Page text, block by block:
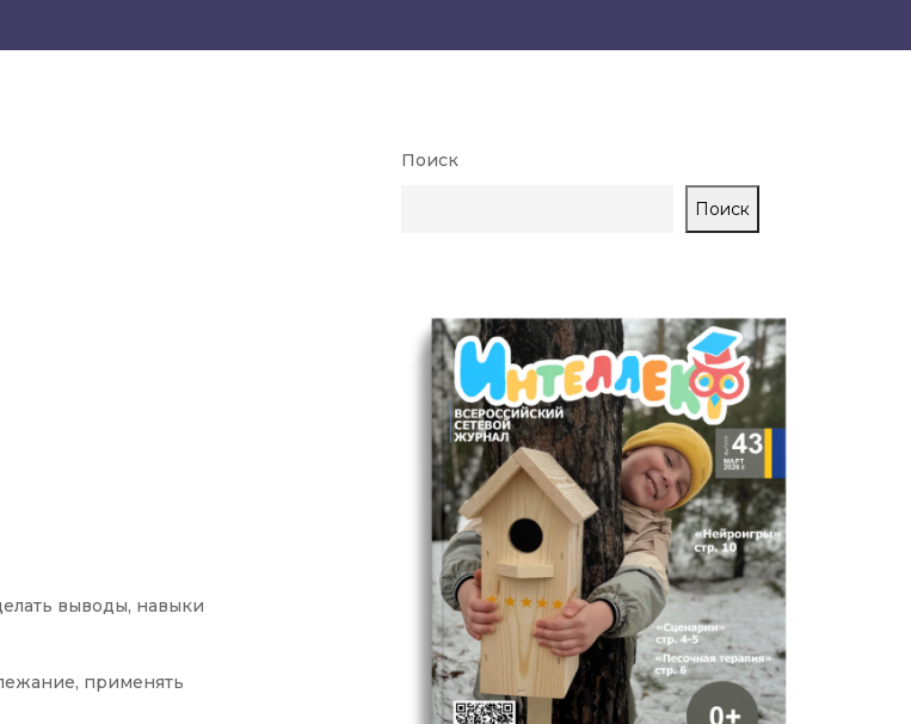
выводы, навыки
применять
Поиск
Поиск